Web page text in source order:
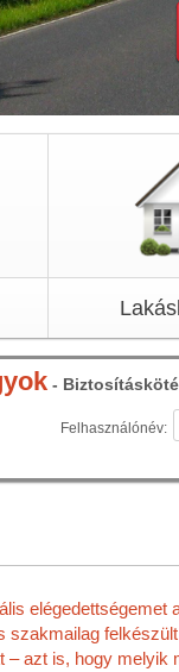
-
Felhasználónév:
elégedettségemet
– azt is, hogy